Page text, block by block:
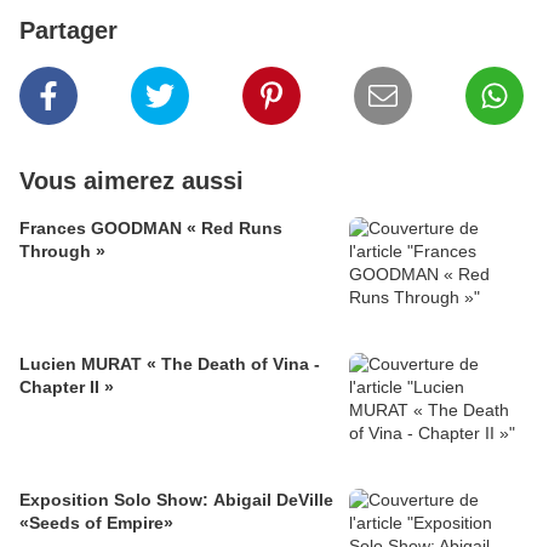
Partager
Vous aimerez aussi
Frances GOODMAN « Red Runs
Through »
Lucien MURAT « The Death of Vina -
Chapter II »
Exposition Solo Show: Abigail DeVille
«Seeds of Empire»